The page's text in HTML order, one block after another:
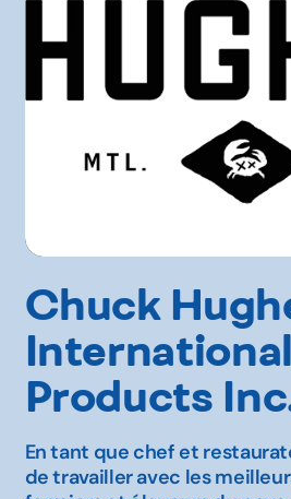
Chuck
International
Products
En tant que chef et
de travailler avec les